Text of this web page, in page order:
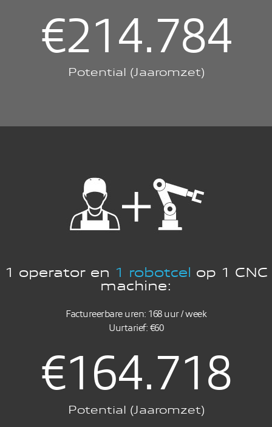
€216.000
Potential (Jaaromzet)
1 operator en 1 robotcel
op 1 CNC
machine:
Factureerbare uren: 168 uur / week
Uurtarief: €60
€283.743
Potential (Jaaromzet)